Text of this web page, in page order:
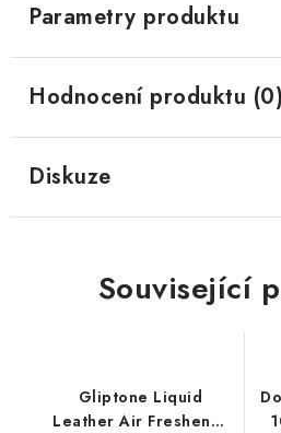
Parametry produktu
Hodnocení produktu (0)
Diskuze
Související
Gliptone Liquid
Leather Air Freshener